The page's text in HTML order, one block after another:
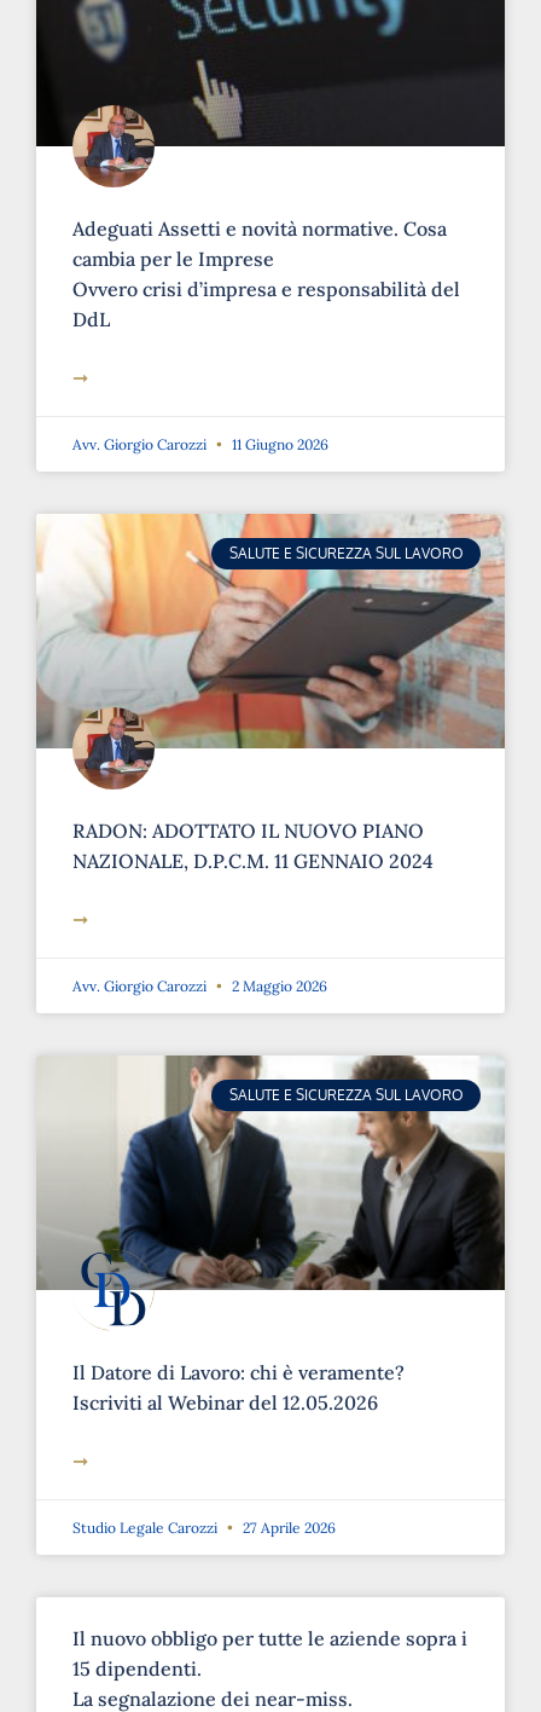
Adeguati Assetti e novità normative. Cosa
cambia per le Imprese
Ovvero crisi d’impresa e responsabilità del
DdL
➞
Avv. Giorgio Carozzi 11 Giugno 2026
SALUTE E SICUREZZA SUL LAVORO
RADON: ADOTTATO IL NUOVO PIANO
NAZIONALE, D.P.C.M. 11 GENNAIO 2024
➞
Avv. Giorgio Carozzi 2 Maggio 2026
SALUTE E SICUREZZA SUL LAVORO
Il Datore di Lavoro: chi è veramente?
Iscriviti al Webinar del 12.05.2026
➞
Studio Legale Carozzi 27 Aprile 2026
Il nuovo obbligo per tutte le aziende sopra i
15 dipendenti.
La segnalazione dei near-miss.